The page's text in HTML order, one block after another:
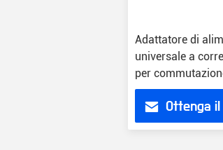
Adattatore di
universale a
per
efficienza
Ottenga